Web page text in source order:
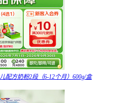
配方奶粉2段（6-12个月）600g/盒